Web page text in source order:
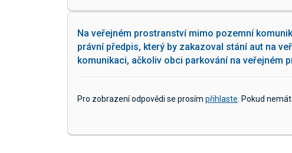
Na veřejném prostranství mimo pozemní
právní předpis, který by zakazoval stání aut na
komunikaci, ačkoliv obci parkování na veřejném
Pro zobrazení odpovědi se prosím přihlaste . Pokud